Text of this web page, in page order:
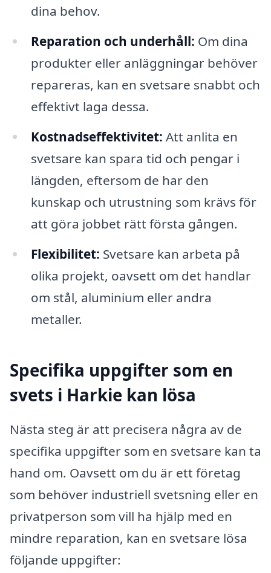
dina behov.
Reparation och underhåll: Om dina
produkter eller anläggningar behöver
repareras, kan en svetsare snabbt och
effektivt laga dessa.
Kostnadseffektivitet: Att anlita en
svetsare kan spara tid och pengar i
längden, eftersom de har den
kunskap och utrustning som krävs för
att göra jobbet rätt första gången.
Flexibilitet: Svetsare kan arbeta på
olika projekt, oavsett om det handlar
om stål, aluminium eller andra
metaller.
Specifika uppgifter som en
svets i Harkie kan lösa
Nästa steg är att precisera några av de
specifika uppgifter som en svetsare kan ta
hand om. Oavsett om du är ett företag
som behöver industriell svetsning eller en
privatperson som vill ha hjälp med en
mindre reparation, kan en svetsare lösa
följande uppgifter: